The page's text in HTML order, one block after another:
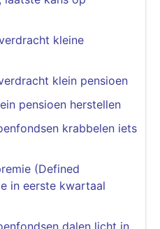
kleine
klein pensioen
pensioen herstellen
krabbelen iets
(Defined
in eerste kwartaal
dalen licht in